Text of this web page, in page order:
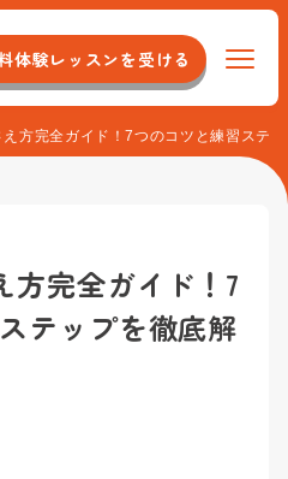
体験レッスンを受ける
コース
え方完全ガイド！7つのコツと練習ステ
方完全ガイド！7
テップを徹底解